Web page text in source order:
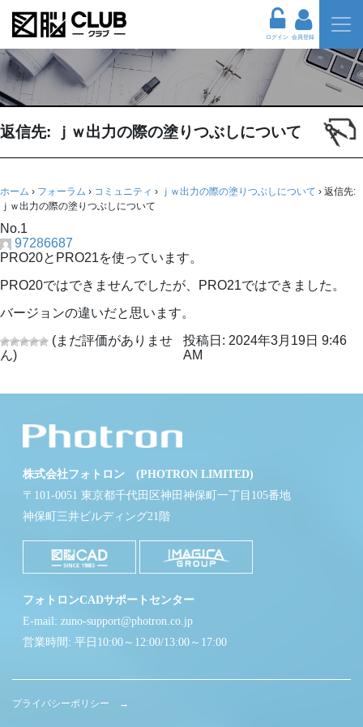
ログイン 会員登録
返信先: ｊｗ出力の際の塗りつぶしについて
ホーム › フォーラム › コミュニティ › ｊｗ出力の際の塗りつぶしについて › 返信先:
ｊｗ出力の際の塗りつぶしについて
No.1
97286687
PRO20とPRO21を使っています。
PRO20ではできませんでしたが、PRO21ではできました。
バージョンの違いだと思います。
(まだ評価がありませ
ん)
投稿日: 2024年3月19日 9:46
AM
株式会社フォトロン (PHOTRON LIMITED)
〒101-0051 東京都千代田区神田神保町一丁目105番地
神保町三井ビルディング21階
フォトロンCADサポートセンター
E-mail: zuno-support@photron.co.jp
営業時間: 平日10:00～12:00/13:00～17:00
プライバシーポリシー →